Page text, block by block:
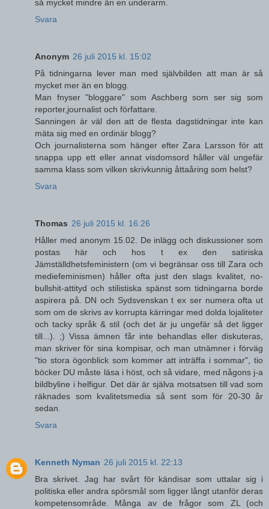
så mycket mindre än en underarm.
Svara
Anonym 26 juli 2015 kl. 15:02
På tidningarna lever man med självbilden att man är så
mycket mer än en blogg.
Man fnyser "bloggare" som Aschberg som ser sig som
reporter,journalist och författare.
Sanningen är väl den att de flesta dagstidningar inte kan
mäta sig med en ordinär blogg?
Och journalisterna som hänger efter Zara Larsson för att
snappa upp ett eller annat visdomsord håller väl ungefär
samma klass som vilken skrivkunnig åttaåring som helst?
Svara
Thomas 26 juli 2015 kl. 16:26
Håller med anonym 15.02. De inlägg och diskussioner som
postas här och hos t ex den satiriska
Jämställdhetsfeministern (om vi begränsar oss till Zara och
mediefeminismen) håller ofta just den slags kvalitet, no-
bullshit-attityd och stilistiska spänst som tidningarna borde
aspirera på. DN och Sydsvenskan t ex ser numera ofta ut
som om de skrivs av korrupta kärringar med dolda lojaliteter
och tacky språk & stil (och det är ju ungefär så det ligger
till...). ;) Vissa ämnen får inte behandlas eller diskuteras,
man skriver för sina kompisar, och man utnämner i förväg
"tio stora ögonblick som kommer att inträffa i sommar", tio
böcker DU måste läsa i höst, och så vidare, med någons j-a
bildbyline i helfigur. Det där är själva motsatsen till vad som
räknades som kvalitetsmedia så sent som för 20-30 år
sedan.
Svara
Kenneth Nyman 26 juli 2015 kl. 22:13
Bra skrivet. Jag har svårt för kändisar som uttalar sig i
politiska eller andra spörsmål som ligger långt utanför deras
kompetensområde. Många av de frågor som ZL (och